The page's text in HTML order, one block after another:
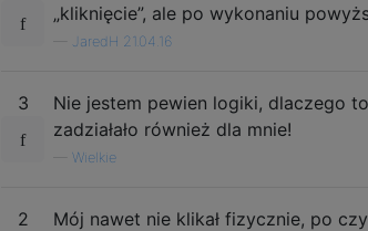
„kliknięcie”, ale po wykonaniu
JaredH 21.04.16
3
Nie jestem pewien logiki, dlaczego
zadziałało również dla mnie!
Wielkie
2 Mój nawet nie klikał fizycznie, po